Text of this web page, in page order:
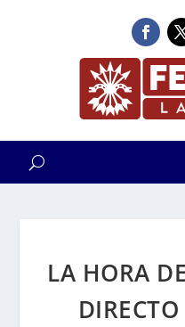
LA HORA